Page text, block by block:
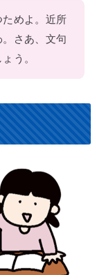
めよ。近所
さあ、文句
う。